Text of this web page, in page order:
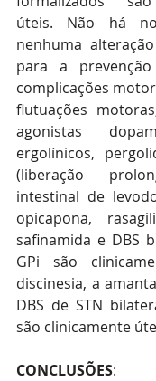
úteis. Não há
nenhuma
para a
complicações
flutuações
agonistas
ergolínicos,
(liberação
intestinal de
opicapona,
safinamida e DBS
GPi são
discinesia, a
DBS de STN
são clinicamente
CONCLUSÕES: